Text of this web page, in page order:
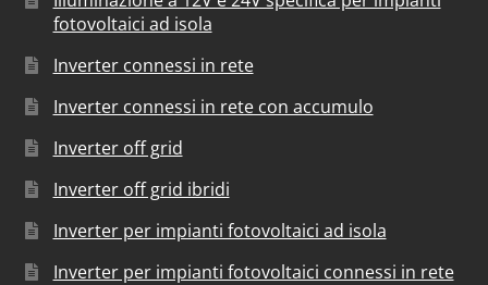
fotovoltaici ad isola
Inverter connessi in rete
Inverter connessi in rete con accumulo
Inverter off grid
Inverter off grid ibridi
Inverter per impianti fotovoltaici ad isola
Inverter per impianti fotovoltaici connessi in rete